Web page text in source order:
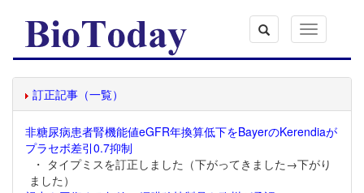
Toggle
navigation
訂正記事（一覧）
非糖尿病患者腎機能値eGFR年換算低下をBayerのKerendiaが
プラセボ差引0.7抑制
・ タイプミスを訂正しました（下がってきました→下がり
ました）